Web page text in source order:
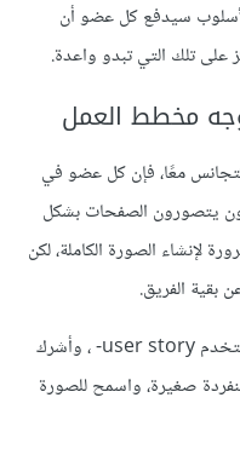
سيدفع كل عضو أن
على تلك التي تبدو واعدة.
مخطط العمل
معًا، فإن كل عضو في
يتصورون الصفحات بشكل
لإنشاء الصورة الكاملة، لكن
الفريق.
ولتلافي ذلك، اكتب مهامًا -مثل قصة المستخدم user story- ، وأشرك
صغيرة، واسمح للصورة